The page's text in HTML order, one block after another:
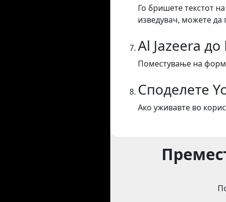
Го бришете текстот
изведувач, можете да
Al Jazeera до
Поместување на
Споделете
Ако уживавте во